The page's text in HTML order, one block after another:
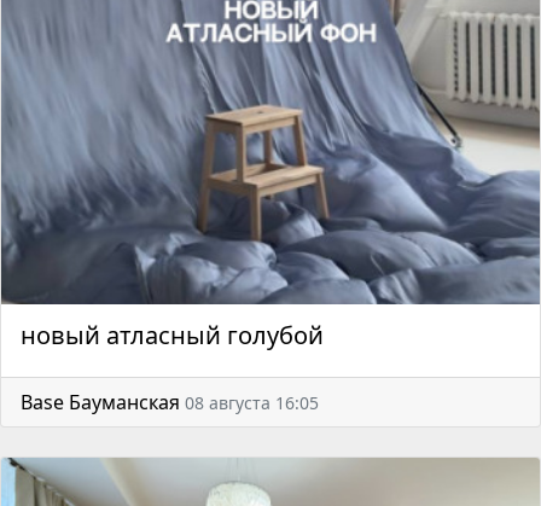
новый атласный голубой
Base Бауманская 08 августа 16:05